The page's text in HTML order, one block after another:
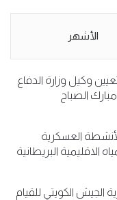
يعني ولا خمر؟!.
الأشهر
وكيل وزارة الدفاع
الصباح
العسكرية
الاقليمية البريطانية
الجيش الكويتي للقيام